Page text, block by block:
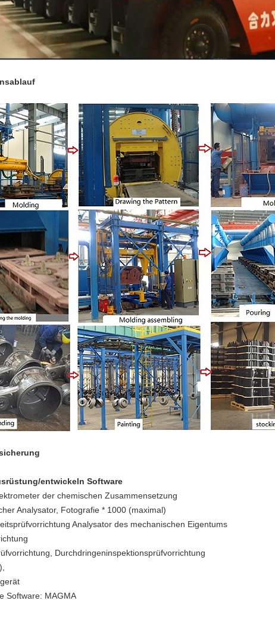
entwickeln Software
der chemischen Zusammensetzung
Analysator, Fotografie * 1000 (maximal)
Analysator des mechanischen Eigentums
Durchdringeninspektionsprüfvorrichtung
Software: MAGMA